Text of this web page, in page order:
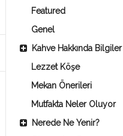
Featured
Genel
Kahve Hakkında Bilgiler
Lezzet Köşe
Mekan Önerileri
Mutfakta Neler Oluyor
Nerede Ne Yenir?